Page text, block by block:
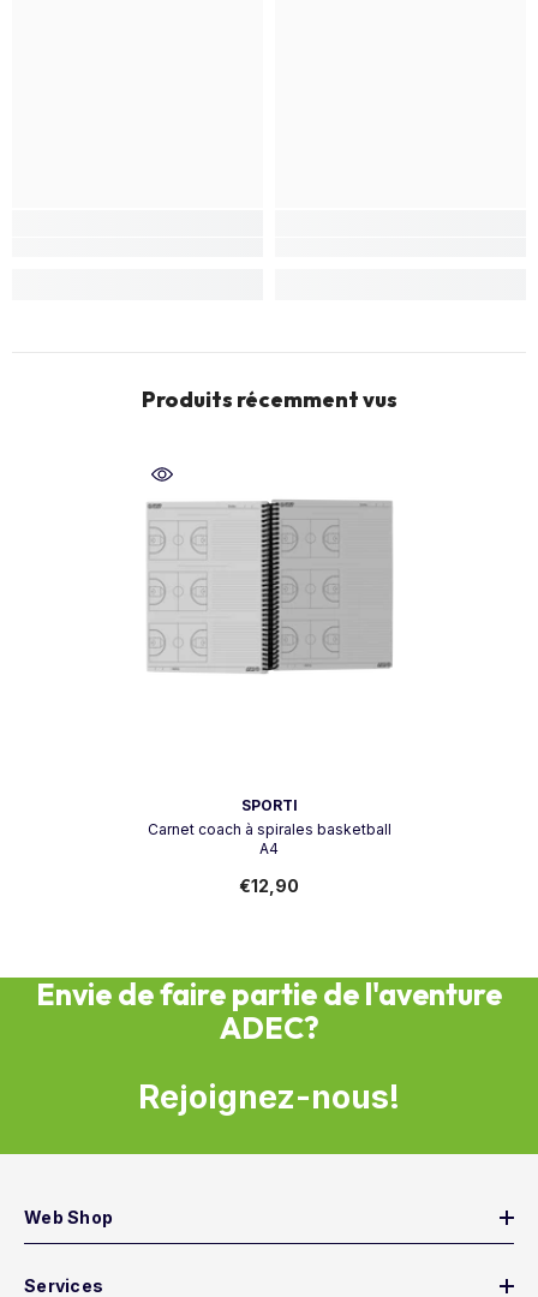
Produits récemment vus
SPORTI
Carnet coach à spirales basketball
A4
€12,90
Envie de faire partie de l'aventure
ADEC?
Rejoignez-nous!
Web Shop
Services